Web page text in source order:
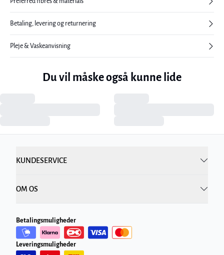
Betaling, levering og returnering
Pleje & Vaskeanvisning
Du vil måske også kunne lide
KUNDESERVICE
OM OS
Betalingsmuligheder
Leveringsmuligheder